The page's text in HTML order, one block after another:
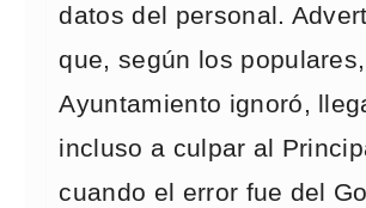
datos del personal.
que, según los populares,
Ayuntamiento ignoró,
incluso a culpar al
cuando el error fue del